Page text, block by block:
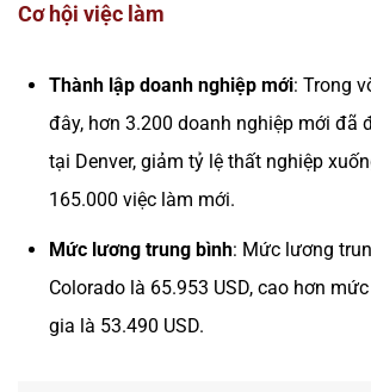
Cơ hội việc làm
Thành lập doanh nghiệp mới: Trong
đây, hơn 3.200 doanh nghiệp mới đã
tại Denver, giảm tỷ lệ thất nghiệp
165.000 việc làm mới.
Mức lương trung bình: Mức lương
Colorado là 65.953 USD, cao hơn
gia là 53.490 USD.